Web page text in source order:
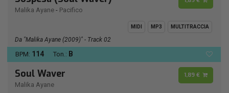
Malika Ayane - Pacifico
MIDI MP3 MULTITRACCIA
Da "Malika Ayane (2009)" - Track 02
BPM: 114 Ton.: B
Soul Waver
Malika Ayane
1,89 €